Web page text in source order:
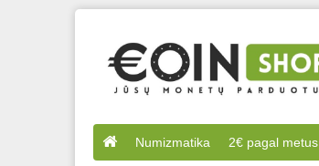
Numizmatika 2€ pagal metus